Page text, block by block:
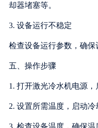
却器堵塞等。
3. 设备运行不稳定
检查设备运行参数，确保
五、操作步骤
1. 打开激光冷水机电源，
2. 设置所需温度，启动冷
3. 检查设备温度，确保温